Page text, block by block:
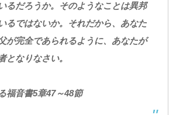
るだろうか。そのようなことは異邦
るではないか。それだから、あなた
が完全であられるように、あなたが
となりなさい。
福音書5章47～48節